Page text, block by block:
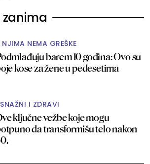
NJIMA NEMA GREŠKE
barem 10 godina: Ovo su
kose za žene u pedesetima
I ZDRAVI
ključne vežbe koje mogu
da transformišu telo nakon